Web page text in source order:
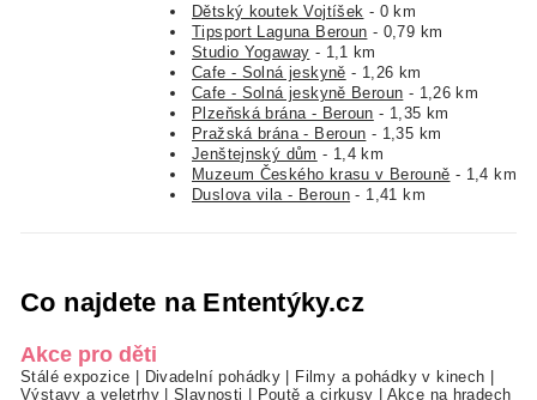
Dětský koutek Vojtíšek - 0 km
Tipsport Laguna Beroun - 0,79 km
Studio Yogaway - 1,1 km
Cafe - Solná jeskyně - 1,26 km
Cafe - Solná jeskyně Beroun - 1,26 km
Plzeňská brána - Beroun - 1,35 km
Pražská brána - Beroun - 1,35 km
Jenštejnský dům - 1,4 km
Muzeum Českého krasu v Berouně - 1,4 km
Duslova vila - Beroun - 1,41 km
Co najdete na Ententýky.cz
Akce pro děti
Stálé expozice Divadelní pohádky Filmy a pohádky v kinech
Výstavy a veletrhy|Slavnosti Poutě a cirkusy
Akce na hradech